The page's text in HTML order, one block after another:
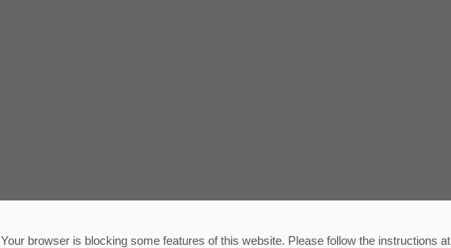
Your browser is blocking some features of this website. Please follow the instructions at